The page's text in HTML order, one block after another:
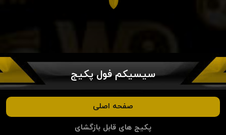
سیسیکم فول پکیج
صفحه اصلی
پکیج های قابل بازگشای